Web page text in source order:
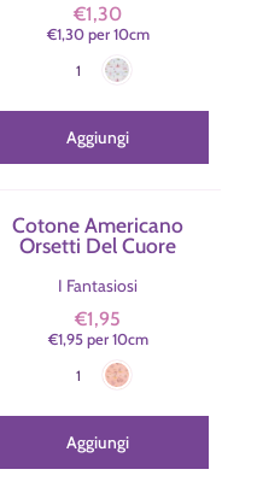
€1,30
€1,30per 10cm
Colore
1
Aggiungi
Cotone Americano
Orsetti Del Cuore
I Fantasiosi
€1,95
€1,95per 10cm
Colore
1
Aggiungi